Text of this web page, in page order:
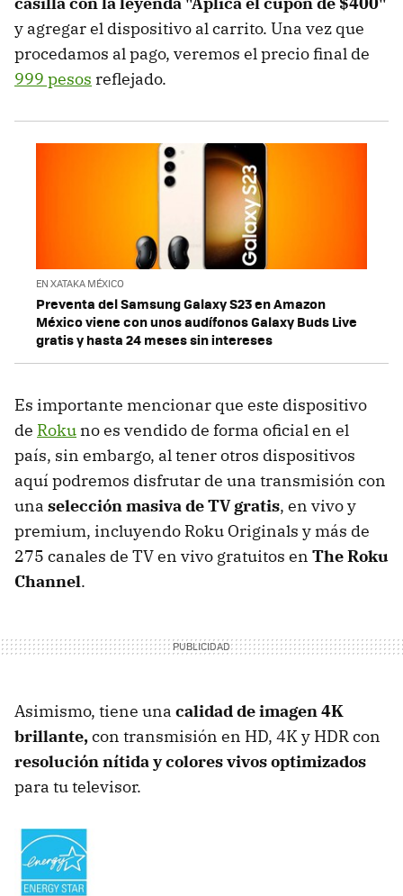
y agregar el dispositivo al carrito. Una vez que
procedamos al pago, veremos el precio final de
999 pesos reflejado.
EN XATAKA MÉXICO
Preventa del Samsung Galaxy S23 en Amazon
México viene con unos audífonos Galaxy Buds Live
gratis y hasta 24 meses sin intereses
Es importante mencionar que este dispositivo
de Roku no es vendido de forma oficial en el
país, sin embargo, al tener otros dispositivos
aquí podremos disfrutar de una transmisión con
una selección masiva de TV gratis, en vivo y
premium, incluyendo Roku Originals y más de
275 canales de TV en vivo gratuitos en The Roku
Channel.
Asimismo, tiene una calidad de imagen 4K
brillante,con transmisión en HD, 4K y HDR con
resolución nítida y colores vivos optimizados
para tu televisor.